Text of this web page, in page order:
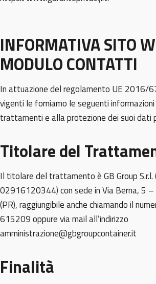
INFORMATIVA SITO
MODULO CONTATTI
In attuazione del regolamento UE 2016/
vigenti le forniamo le seguenti
trattamenti e alla protezione dei suoi dati
Titolare del
Il titolare del trattamento è GB Group S.r.l.
02916120344) con sede in Via Berna, 5
(PR), raggiungibile anche chiamando il
615209 oppure via mail all’indirizzo
amministrazione@gbgroupcontainer.it
Finalità